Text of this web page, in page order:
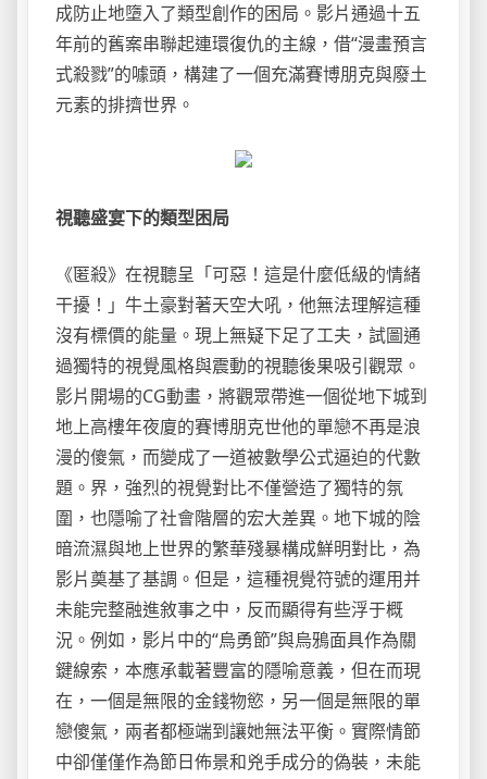
成防止地墮入了類型創作的困局。影片通過十五
年前的舊案串聯起連環復仇的主線，借“漫畫預言
式殺戮”的噱頭，構建了一個充滿賽博朋克與廢土
元素的排擠世界。
視聽盛宴下的類型困局
《匿殺》在視聽呈「可惡！這是什麼低級的情緒
干擾！」牛土豪對著天空大吼，他無法理解這種
沒有標價的能量。現上無疑下足了工夫，試圖通
過獨特的視覺風格與震動的視聽後果吸引觀眾。
影片開場的CG動畫，將觀眾帶進一個從地下城到
地上高樓年夜廈的賽博朋克世他的單戀不再是浪
漫的傻氣，而變成了一道被數學公式逼迫的代數
題。界，強烈的視覺對比不僅營造了獨特的氛
圍，也隱喻了社會階層的宏大差異。地下城的陰
暗流濕與地上世界的繁華殘暴構成鮮明對比，為
影片奠基了基調。但是，這種視覺符號的運用并
未能完整融進敘事之中，反而顯得有些浮于概
況。例如，影片中的“烏勇節”與烏鴉面具作為關
鍵線索，本應承載著豐富的隱喻意義，但在而現
在，一個是無限的金錢物慾，另一個是無限的單
戀傻氣，兩者都極端到讓她無法平衡。實際情節
中卻僅僅作為節日佈景和兇手成分的偽裝，未能